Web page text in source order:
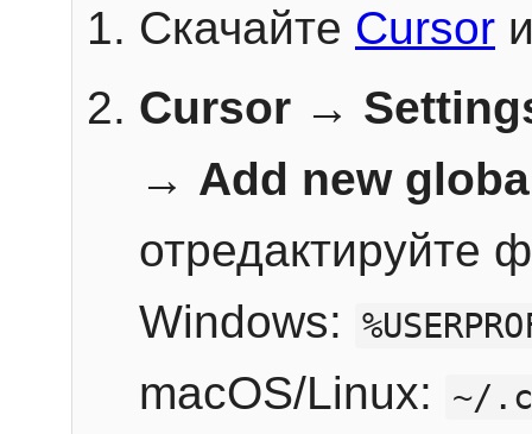
Скачайте Cursor
Cursor →
→ Add new
отредактируйте
Windows:
macOS/Linux: ~/